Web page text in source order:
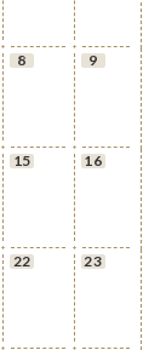
8
15
22
9
16
23